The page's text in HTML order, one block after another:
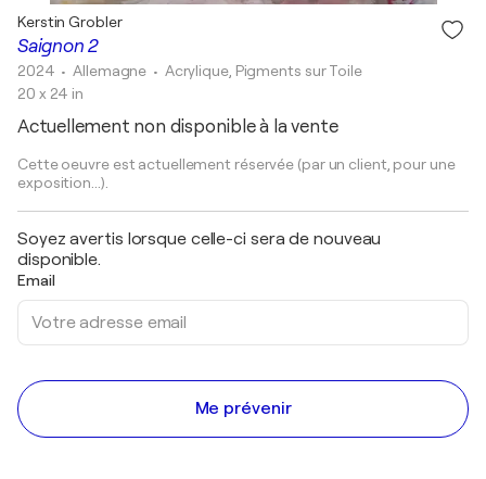
Saignon 2
Kerstin Grobler
2024 • Allemagne • Acrylique, Pigments sur Toile
20 x 24 in
Actuellement non disponible à la vente
Cette oeuvre est actuellement réservée (par un client, pour une
exposition...).
Soyez avertis lorsque celle-ci sera de nouveau
disponible.
Email
Me prévenir